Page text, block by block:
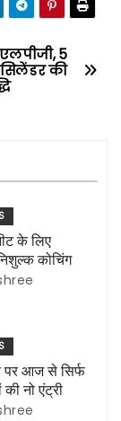
5
सिलेंडर की
के लिए
कोचिंग
पर आज से सिर्फ
नो एंट्री